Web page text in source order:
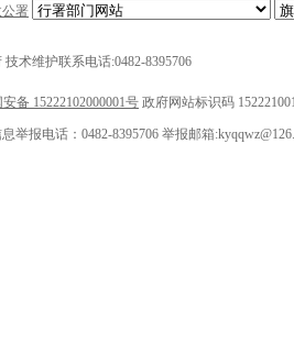
署
技术维护联系电话:0482-8395706
备 15222102000001号 政府网站标识码
举报电话：0482-8395706 举报邮箱